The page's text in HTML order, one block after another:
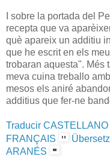
I sobre la portada del
recepta que va
què apareix un additiu
que he escrit en els
trobaran aquesta". Més
meva cuina treballo
mesos els aniré
additius que fer-ne
Traducir CASTELLANO
FRANÇAIS
ARANÉS